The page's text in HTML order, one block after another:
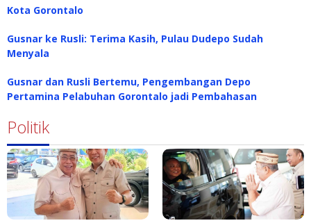
Kota Gorontalo
Gusnar ke Rusli: Terima Kasih, Pulau Dudepo Sudah
Menyala
Gusnar dan Rusli Bertemu, Pengembangan Depo
Pertamina Pelabuhan Gorontalo jadi Pembahasan
Politik